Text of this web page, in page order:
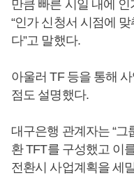
만큼 빠른 시일 내에
“인가 신청서 시점에
다”고 말했다.
아울러 TF 등을 통해
점도 설명했다.
대구은행 관계자는 “
환 TFT를 구성했고 이
전환시 사업계획을 세